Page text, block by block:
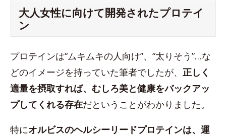
大人女性に向けて開発されたプロテイ
ン
プロテインは“ムキムキの人向け”、“太りそう”…な
どのイメージを持っていた筆者でしたが、 正しく
適量を摂取すれば、むしろ美と健康をバックアッ
プしてくれる存在だということがわかりました。
特にオルビスのヘルシーリードプロテインは、運